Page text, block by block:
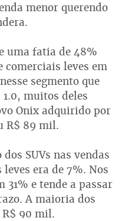
menor querendo
uma fatia de 48%
comerciais leves em
segmento que
muitos deles
Onix adquirido por
R$ 89 mil.
SUVs nas vendas
era de 7%. Nos
31% e tende a passar
A maioria dos
90 mil.